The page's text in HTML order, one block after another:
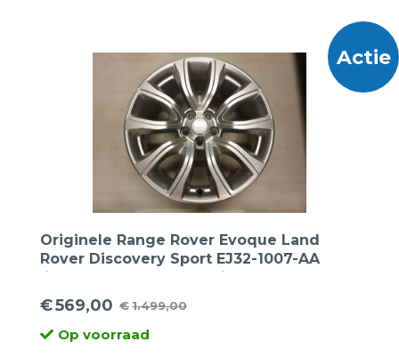
Actie
Originele Range Rover Evoque Land
Rover Discovery Sport EJ32-1007-AA
lichtmetalen velgen 18 inch
€1.499,00
Oorspronkelijke
prijs
€569,00
Huidige
prijsOp voorraad